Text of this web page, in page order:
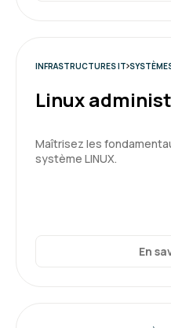
INFRASTRUCTURES IT
Linux
Maîtrisez les
système LINUX.
En